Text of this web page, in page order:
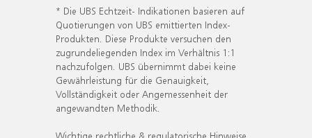
* Die UBS Echtzeit- Indikationen basieren auf
Quotierungen von UBS emittierten Index-
Produkten. Diese Produkte versuchen den
zugrundeliegenden Index im Verhältnis 1:1
nachzufolgen. UBS übernimmt dabei keine
Gewährleistung für die Genauigkeit,
Vollständigkeit oder Angemessenheit der
angewandten Methodik.